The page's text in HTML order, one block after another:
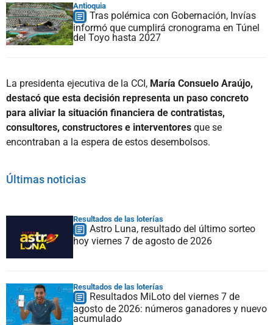
Antioquia
Tras polémica con Gobernación, Invías
informó que cumplirá cronograma en Túnel
del Toyo hasta 2027
La presidenta ejecutiva de la CCI, María Consuelo Araújo,
destacó que esta decisión representa un paso concreto
para aliviar la situación financiera de contratistas,
consultores, constructores e interventores que se
encontraban a la espera de estos desembolsos.
Últimas noticias
Resultados de las loterías
Astro Luna, resultado del último sorteo
hoy viernes 7 de agosto de 2026
Resultados de las loterías
Resultados MiLoto del viernes 7 de
agosto de 2026: números ganadores y nuevo
acumulado